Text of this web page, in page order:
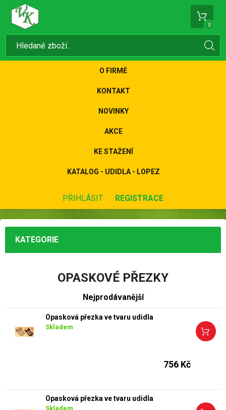
0
O FIRMĚ
KONTAKT
NOVINKY
AKCE
KE STAŽENÍ
KATALOG - UDIDLA - LOPEZ
PŘIHLÁSIT REGISTRACE
KATEGORIE
OPASKOVÉ PŘEZKY
Nejprodávanější
Opasková přezka ve tvaru udidla
Skladem
756 Kč
Opasková přezka ve tvaru udidla
Skladem